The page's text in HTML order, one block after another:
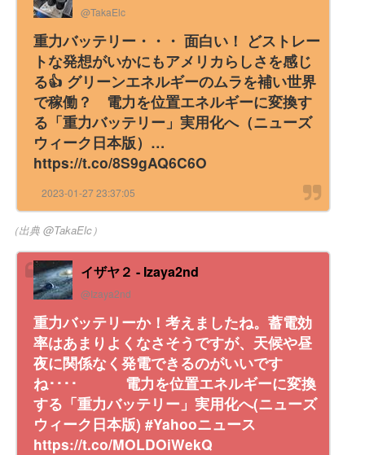
@TakaElc
重力バッテリー・・・ 面白い！ どストレー
トな発想がいかにもアメリカらしさを感じ
る👍 グリーンエネルギーのムラを補い世界
で稼働？ 電力を位置エネルギーに変換す
る「重力バッテリー」実用化へ（ニューズ
ウィーク日本版）…
https://t.co/8S9gAQ6C6O
2023-01-27 23:37:05
（出典 @TakaElc）
イザヤ２ - Izaya2nd
@Izaya2nd
重力バッテリーか！考えましたね。蓄電効
率はあまりよくなさそうですが、天候や昼
夜に関係なく発電できるのがいいです
ね････ 電力を位置エネルギーに変換
する「重力バッテリー」実用化へ(ニューズ
ウィーク日本版) #Yahooニュース
https://t.co/MOLDOiWekQ